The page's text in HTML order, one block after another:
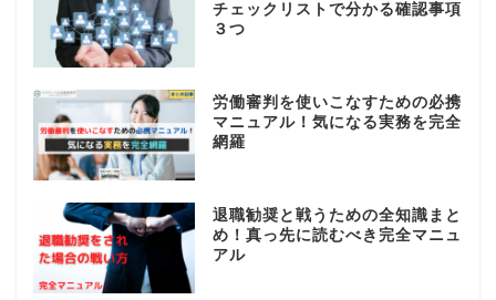
チェックリストで分かる確認事項
３つ
労働審判を使いこなすための必携
マニュアル！気になる実務を完全
網羅
退職勧奨と戦うための全知識まと
め！真っ先に読むべき完全マニュ
アル